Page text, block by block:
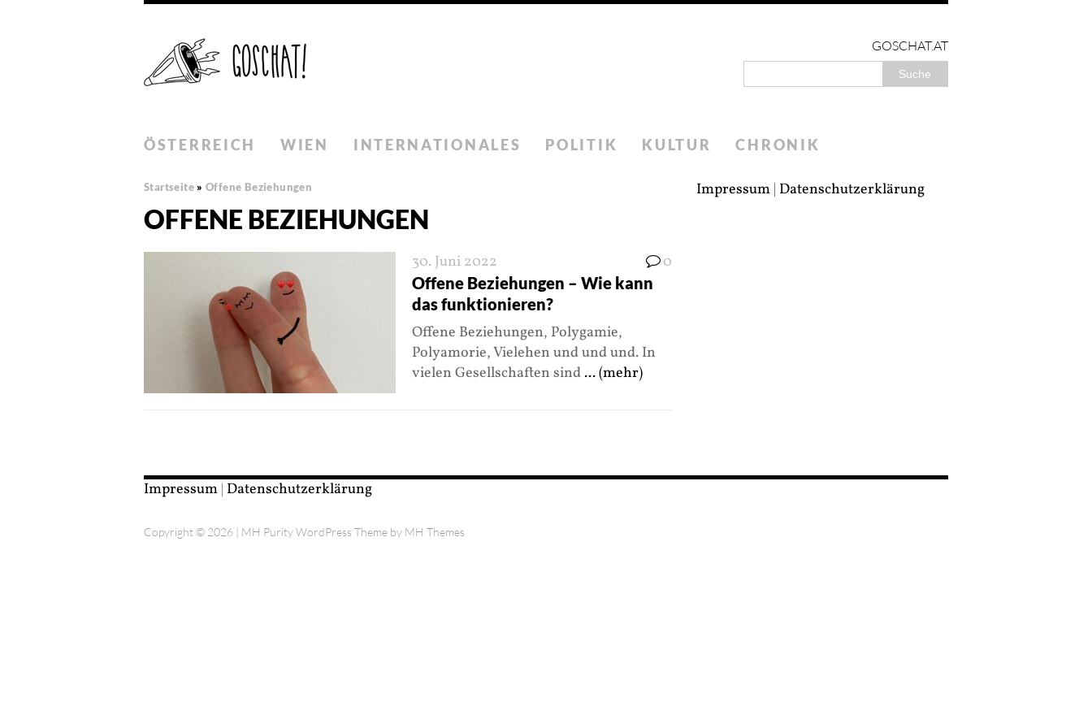
GOSCHAT.AT
ÖSTERREICH WIEN INTERNATIONALES POLITIK KULTUR CHRONIK
Startseite » Offene Beziehungen
OFFENE BEZIEHUNGEN
30. Juni 2022 0
Offene Beziehungen – Wie kann
das funktionieren?
Offene Beziehungen, Polygamie,
Polyamorie, Vielehen und und und. In
vielen Gesellschaften sind ... (mehr)
Impressum | Datenschutzerklärung
Impressum | Datenschutzerklärung
Copyright © 2026 | MH Purity WordPress Theme by MH Themes